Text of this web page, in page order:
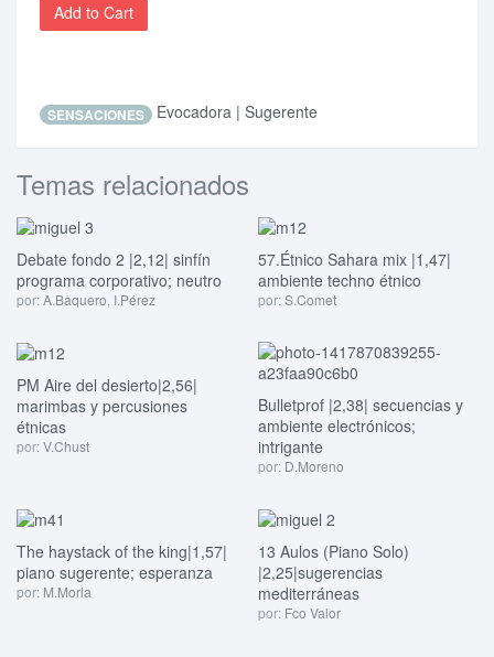
Add to Cart
SENSACIONES Evocadora | Sugerente
Temas relacionados
Debate fondo 2 |2,12| sinfín
programa corporativo; neutro
por:A.Baquero I.Pérez
57.Étnico Sahara mix |1,47|
ambiente techno étnico
por:S.Comet
PM Aire del desierto|2,56|
marimbas y percusiones
étnicas
por:V.Chust
Bulletprof |2,38| secuencias y
ambiente electrónicos;
intrigante
por: D.Moreno
The haystack of the king|1,57|
piano sugerente; esperanza
por: M.Morla
13 Aulos (Piano Solo)
|2,25|sugerencias
mediterráneas
por: Fco Valor